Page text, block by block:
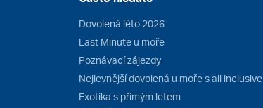
Dovolená léto 2026
Last Minute u moře
Poznávací zájezdy
Nejlevnější dovolená u moře s all inclusive
Exotika s přímým letem